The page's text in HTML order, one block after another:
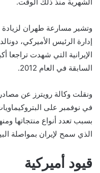
وتشير مسارعة طهران لزيادة
إدارة الرئيس الأميركي،
الإيرانية التي شهدت
السابقة في العام 2012.
ونقلت وكالة رويترز عن
في نوفمبر على
بسبب تعدد أنواع منتجاتها
الذي سمح لإيران بمواصلة
قيود أميركية